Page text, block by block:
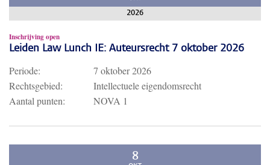
2026
Inschrijving open
Leiden Law Lunch IE: Auteursrecht 7 oktober 2026
Periode:
7 oktober 2026
Rechtsgebied:
Intellectuele eigendomsrecht
Aantal punten:
NOVA 1
8